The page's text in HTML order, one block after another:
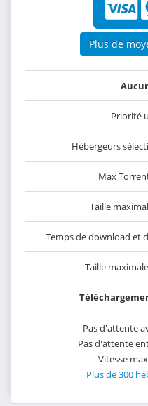
Plus de
Priorité
Hébergeurs
Max
Taille
Temps de download et
Taille
Pas d'attente
Pas d'attente
Vitesse
Plus de 300